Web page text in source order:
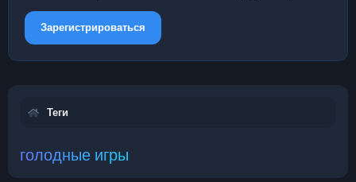
Зарегистрироваться
Теги
голодные игры